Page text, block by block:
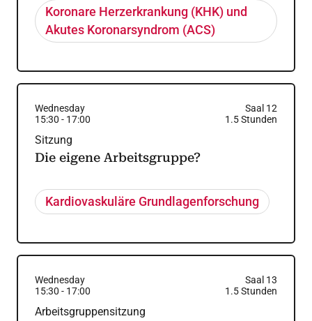
Koronare Herzerkrankung (KHK) und
Akutes Koronarsyndrom (ACS)
Wednesday
Saal 12
15:30 - 17:00 1.5Stunden
Sitzung
Die eigene Arbeitsgruppe?
Kardiovaskuläre Grundlagenforschung
Wednesday
Saal 13
15:30 - 17:00 1.5Stunden
Arbeitsgruppensitzung